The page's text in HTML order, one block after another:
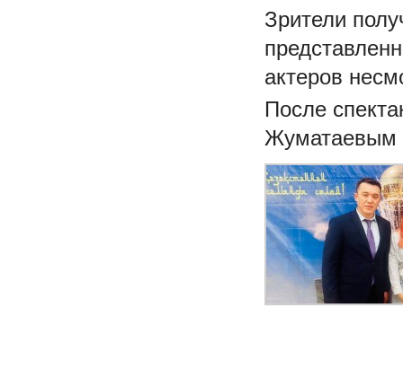
Зрители
актеров
После
Жуматаевым